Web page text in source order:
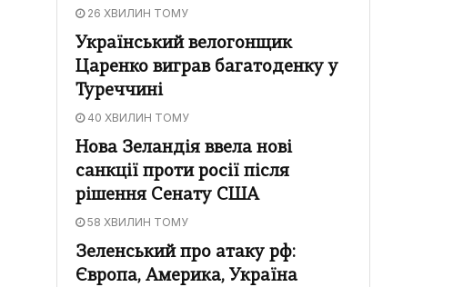
26 ХВИЛИН ТОМУ
Український велогонщик
Царенко виграв багатоденку у
Туреччині
40 ХВИЛИН ТОМУ
Нова Зеландія ввела нові
санкції проти росії після
рішення Сенату США
58 ХВИЛИН ТОМУ
Зеленський про атаку рф:
Європа, Америка, Україна